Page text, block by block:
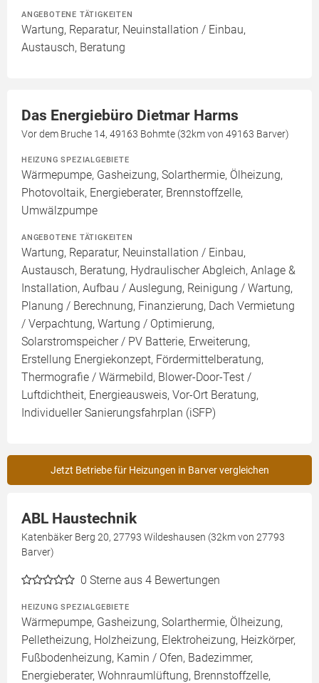
ANGEBOTENE TÄTIGKEITEN
Wartung, Reparatur, Neuinstallation / Einbau,
Austausch, Beratung
Das Energiebüro Dietmar Harms
Vor dem Bruche 14, 49163 Bohmte (32km von 49163 Barver)
HEIZUNG SPEZIALGEBIETE
Wärmepumpe, Gasheizung, Solarthermie, Ölheizung,
Photovoltaik, Energieberater, Brennstoffzelle,
Umwälzpumpe
ANGEBOTENE TÄTIGKEITEN
Wartung, Reparatur, Neuinstallation / Einbau,
Austausch, Beratung, Hydraulischer Abgleich, Anlage &
Installation, Aufbau / Auslegung, Reinigung / Wartung,
Planung / Berechnung, Finanzierung, Dach Vermietung
/ Verpachtung, Wartung / Optimierung,
Solarstromspeicher / PV Batterie, Erweiterung,
Erstellung Energiekonzept, Fördermittelberatung,
Thermografie / Wärmebild, Blower-Door-Test /
Luftdichtheit, Energieausweis, Vor-Ort Beratung,
Individueller Sanierungsfahrplan (iSFP)
Jetzt Betriebe für Heizungen in Barver vergleichen
ABL Haustechnik
Katenbäker Berg 20, 27793 Wildeshausen (32km von 27793
Barver)
0 Sterne aus 4 Bewertungen
HEIZUNG SPEZIALGEBIETE
Wärmepumpe, Gasheizung, Solarthermie, Ölheizung,
Pelletheizung, Holzheizung, Elektroheizung, Heizkörper,
Fußbodenheizung, Kamin / Ofen, Badezimmer,
Energieberater, Wohnraumlüftung, Brennstoffzelle,